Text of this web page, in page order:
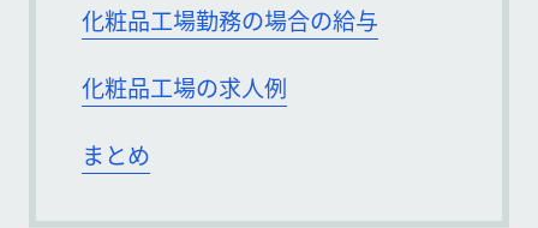
化粧品工場勤務の場合の給与
化粧品工場の求人例
まとめ